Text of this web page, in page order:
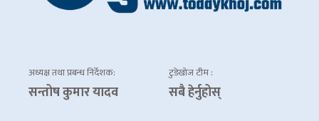
अध्यक्ष तथा प्रबन्ध निर्देशक:
सन्तोष कुमार यादव
टुडेखोज टीम :
सबै हेर्नुहोस्